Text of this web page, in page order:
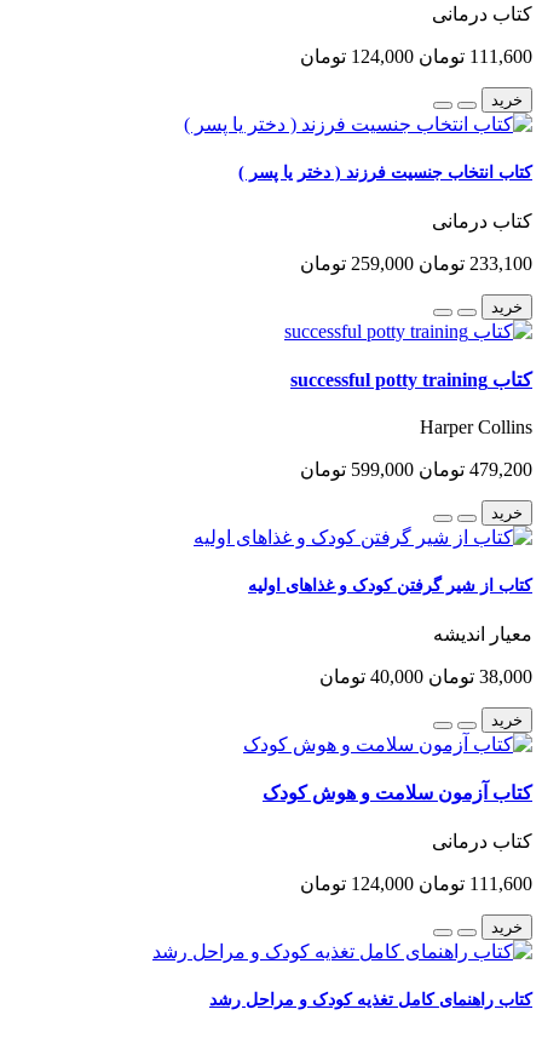
کتاب درمانی
111,600 تومان 124,000 تومان
خرید
کتاب انتخاب جنسیت فرزند ( دختر یا پسر )
کتاب درمانی
233,100 تومان 259,000 تومان
خرید
کتاب successful potty training
Harper Collins
479,200 تومان 599,000 تومان
خرید
کتاب از شیر گرفتن کودک و غذاهای اولیه
معیار اندیشه
38,000 تومان 40,000 تومان
خرید
کتاب آزمون سلامت و هوش کودک
کتاب درمانی
111,600 تومان 124,000 تومان
خرید
کتاب راهنمای کامل تغذیه کودک و مراحل رشد